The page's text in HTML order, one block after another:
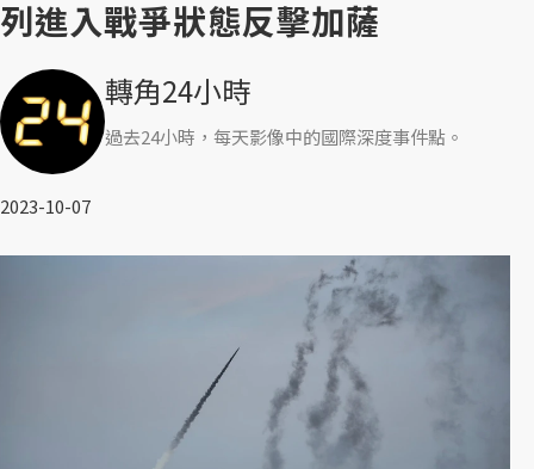
列進入戰爭狀態反擊加薩
轉角24小時
過去24小時，每天影像中的國際深度事件點。
2023-10-07